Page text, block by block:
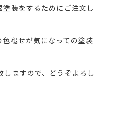
装をするためにご注文し
褪せが気になっての塗装
ますので、どうぞよろし